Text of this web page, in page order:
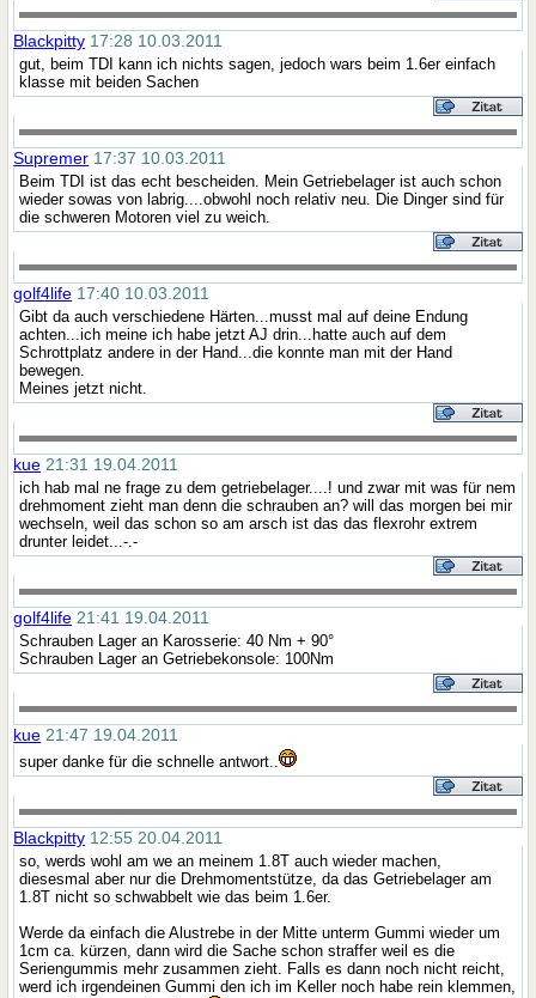
Blackpitty 17:28 10.03.2011
gut, beim TDI kann ich nichts sagen, jedoch wars beim 1.6er einfach
klasse mit beiden Sachen
Supremer 17:37 10.03.2011
Beim TDI ist das echt bescheiden. Mein Getriebelager ist auch schon
wieder sowas von labrig....obwohl noch relativ neu. Die Dinger sind für
die schweren Motoren viel zu weich.
golf4life 17:40 10.03.2011
Gibt da auch verschiedene Härten...musst mal auf deine Endung
achten...ich meine ich habe jetzt AJ drin...hatte auch auf dem
Schrottplatz andere in der Hand...die konnte man mit der Hand
bewegen.
Meines jetzt nicht.
kue 21:31 19.04.2011
ich hab mal ne frage zu dem getriebelager....! und zwar mit was für nem
drehmoment zieht man denn die schrauben an? will das morgen bei mir
wechseln, weil das schon so am arsch ist das das flexrohr extrem
drunter leidet...-.-
golf4life 21:41 19.04.2011
Schrauben Lager an Karosserie: 40 Nm + 90°
Schrauben Lager an Getriebekonsole: 100Nm
kue 21:47 19.04.2011
super danke für die schnelle antwort..
Blackpitty 12:55 20.04.2011
so, werds wohl am we an meinem 1.8T auch wieder machen,
diesesmal aber nur die Drehmomentstütze, da das Getriebelager am
1.8T nicht so schwabbelt wie das beim 1.6er.
Werde da einfach die Alustrebe in der Mitte unterm Gummi wieder um
1cm ca. kürzen, dann wird die Sache schon straffer weil es die
Seriengummis mehr zusammen zieht. Falls es dann noch nicht reicht,
werd ich irgendeinen Gummi den ich im Keller noch habe rein klemmen,